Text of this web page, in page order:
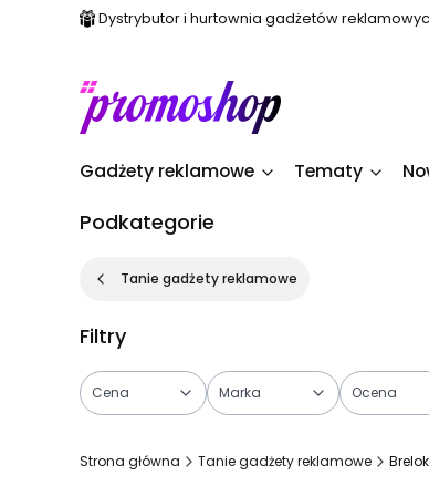
Dystrybutor i hurtownia gadżetów
Gadżety reklamowe Tematy
Podkategorie
Tanie gadżety reklamowe
Filtry
Cena Marka Ocena
Strona główna Tanie gadżety reklamowe